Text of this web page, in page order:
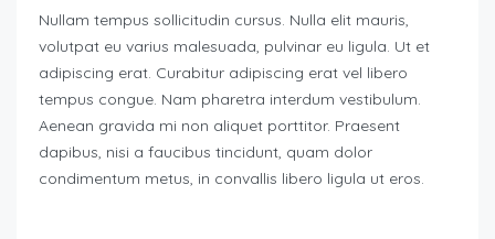
Nullam tempus sollicitudin cursus. Nulla elit mauris,
volutpat eu varius malesuada, pulvinar eu ligula. Ut et
adipiscing erat. Curabitur adipiscing erat vel libero
tempus congue. Nam pharetra interdum vestibulum.
Aenean gravida mi non aliquet porttitor. Praesent
dapibus, nisi a faucibus tincidunt, quam dolor
condimentum metus, in convallis libero ligula ut eros.